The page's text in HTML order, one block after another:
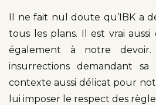
Il ne fait nul doute qu’IBK a
tous les plans. Il est vrai
également à notre
insurrections demandant sa
contexte aussi délicat pour
lui imposer le respect des